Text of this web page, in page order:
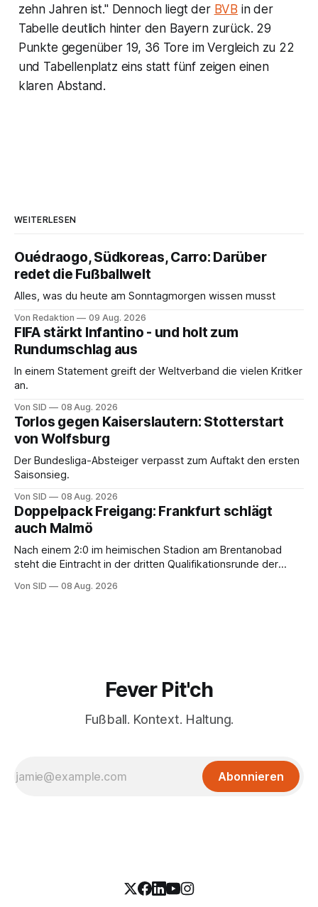
zehn Jahren ist." Dennoch liegt der BVB in der
Tabelle deutlich hinter den Bayern zurück. 29
Punkte gegenüber 19, 36 Tore im Vergleich zu 22
und Tabellenplatz eins statt fünf zeigen einen
klaren Abstand.
WEITERLESEN
Ouédraogo, Südkoreas, Carro: Darüber
redet die Fußballwelt
Alles, was du heute am Sonntagmorgen wissen musst
Von Redaktion 09 Aug. 2026
FIFA stärkt Infantino - und holt zum
Rundumschlag aus
In einem Statement greift der Weltverband die vielen Kritker
an.
Von SID 08 Aug. 2026
Torlos gegen Kaiserslautern: Stotterstart
von Wolfsburg
Der Bundesliga-Absteiger verpasst zum Auftakt den ersten
Saisonsieg.
Von SID 08 Aug. 2026
Doppelpack Freigang: Frankfurt schlägt
auch Malmö
Nach einem 2:0 im heimischen Stadion am Brentanobad
steht die Eintracht in der dritten Qualifikationsrunde der
Von SID 08 Aug. 2026
Fever Pit'ch
Fußball. Kontext. Haltung.
Abonnieren